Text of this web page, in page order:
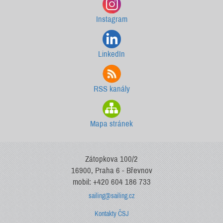
Instagram
LinkedIn
RSS kanály
Mapa stránek
Zátopkova 100/2
16900, Praha 6 - Břevnov
mobil: +420 604 186 733
sailing@sailing.cz
Kontakty ČSJ